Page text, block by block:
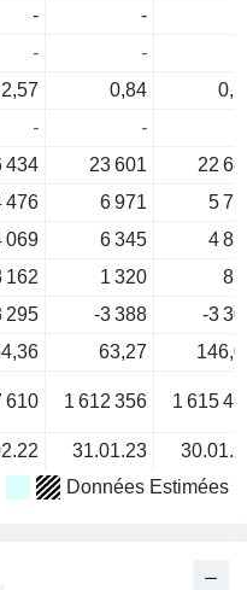
-
-
-
-
2,57 0,84
-
-
434 23 601
22
476 6 971
5
069 6 345
4
162 1 320
295 -3 388
-3
63,27
610 1 612 356 1 615
31.01.23
Données Estimées